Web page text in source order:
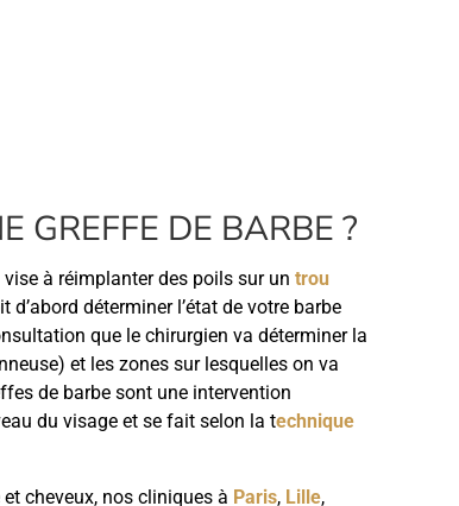
GREFFE DE BARBE ?
à réimplanter des poils sur untrou
déterminer l’état de votre barbe
que le chirurgien va déterminer la
et les zones sur lesquelles on va
de barbe sont une intervention
du visage et se fait selon la technique
cheveux, nos cliniques à Paris, Lille,